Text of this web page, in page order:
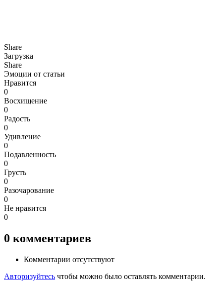
Share
Загрузка
Share
Эмоции от статьи
Нравится
0
Восхищение
0
Радость
0
Удивление
0
Подавленность
0
Грусть
0
Разочарование
0
Не нравится
0
0 комментариев
Комментарии отсутствуют
Авторизуйтесь чтобы можно было оставлять комментарии.